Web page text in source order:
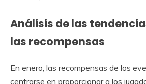
Análisis de las
las recompensas
En enero, las recompensas de los
centrarse en proporcionar a los